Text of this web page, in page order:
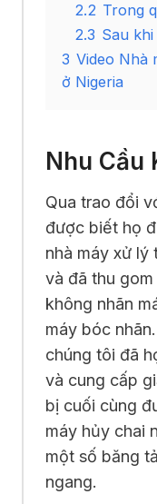
2.2 Trong
2.3 Sau
3 Video Nhà
ở Nigeria
Nhu Cầu
Qua trao đổi
được biết họ
nhà máy xử lý
và đã thu
không nhãn
máy bóc
chúng tôi đã
và cung cấp
bị cuối cùng
máy hủy chai
một số băng
ngang.